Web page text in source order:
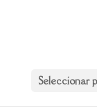
Seleccionar